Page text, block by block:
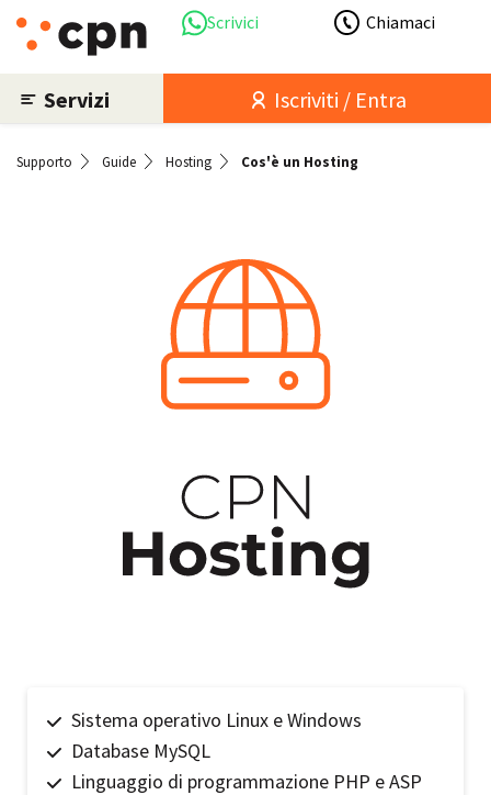
Scrivici Chiamaci
Servizi Iscriviti / Entra
Supporto Guide Hosting Cos'è un Hosting
Sistema operativo Linux e Windows
Database MySQL
Linguaggio di programmazione PHP e ASP